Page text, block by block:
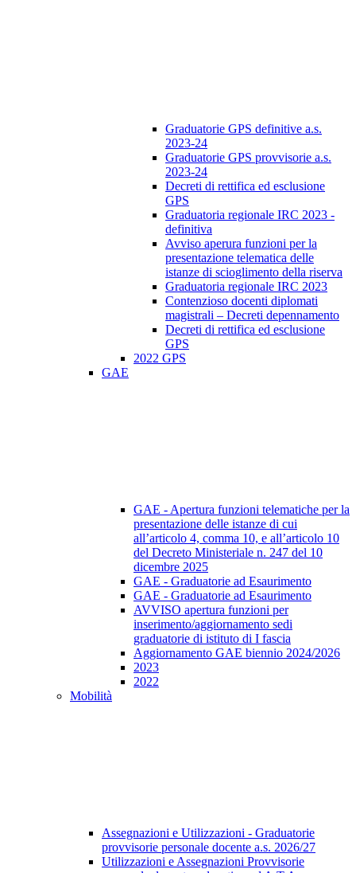
Graduatorie GPS definitive a.s.
2023-24
Graduatorie GPS provvisorie a.s.
2023-24
Decreti di rettifica ed esclusione
GPS
Graduatoria regionale IRC 2023 -
definitiva
Avviso aperura funzioni per la
presentazione telematica delle
istanze di scioglimento della riserva
Graduatoria regionale IRC 2023
Contenzioso docenti diplomati
magistrali – Decreti depennamento
Decreti di rettifica ed esclusione
GPS
2022 GPS
GAE
GAE - Apertura funzioni telematiche per la
presentazione delle istanze di cui
all’articolo 4, comma 10, e all’articolo 10
del Decreto Ministeriale n. 247 del 10
dicembre 2025
GAE - Graduatorie ad Esaurimento
GAE - Graduatorie ad Esaurimento
AVVISO apertura funzioni per
inserimento/aggiornamento sedi
graduatorie di istituto di I fascia
Aggiornamento GAE biennio 2024/2026
2023
2022
Mobilità
Assegnazioni e Utilizzazioni - Graduatorie
provvisorie personale docente a.s. 2026/27
Utilizzazioni e Assegnazioni Provvisorie